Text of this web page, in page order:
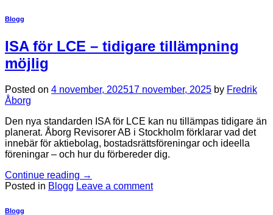
Blogg
ISA för LCE – tidigare tillämpning
möjlig
Posted on 4 november, 202517 november, 2025 by Fredrik
Åborg
Den nya standarden ISA för LCE kan nu tillämpas tidigare än
planerat. Åborg Revisorer AB i Stockholm förklarar vad det
innebär för aktiebolag, bostadsrättsföreningar och ideella
föreningar – och hur du förbereder dig.
Continue reading →
Posted in Blogg Leave a comment
Blogg